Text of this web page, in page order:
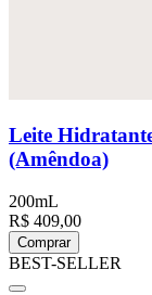
Leite
(Amêndoa)
200mL
R$ 409,00
Comprar
BEST-SELLER